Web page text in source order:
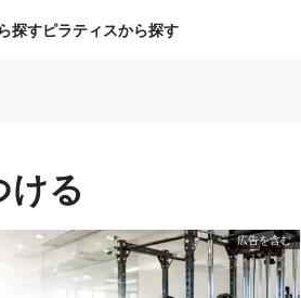
探すピラティスから探す
ける